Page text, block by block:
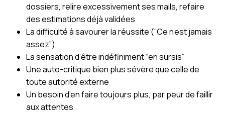
dossiers, relire excessivement ses mails, refaire
des estimations déjà validées
La difficulté à savourer la réussite (“Ce n’est jamais
assez”)
La sensation d’être indéfiniment “en sursis”
Une auto-critique bien plus sévère que celle de
toute autorité externe
Un besoin d’en faire toujours plus, par peur de faillir
aux attentes